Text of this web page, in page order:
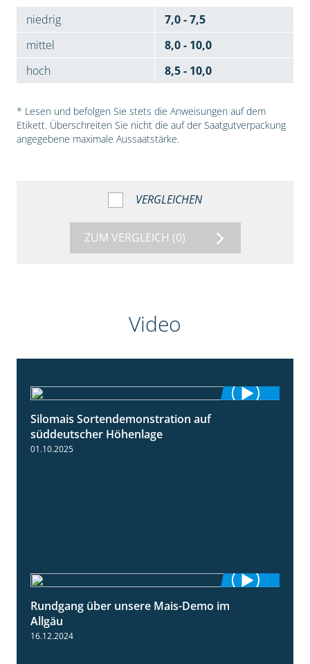
niedrig
7,0 - 7,5
mittel
8,0 - 10,0
hoch
8,5 - 10,0
* Lesen und befolgen Sie stets die Anweisungen auf dem
Etikett. Überschreiten Sie nicht die auf der Saatgutverpackung
angegebene maximale Aussaatstärke.
VERGLEICHEN
ZUM VERGLEICH (0)
Video
Silomais Sortendemonstration auf
süddeutscher Höhenlage
01.10.2025
Rundgang über unsere Mais-Demo im
Allgäu
16.12.2024